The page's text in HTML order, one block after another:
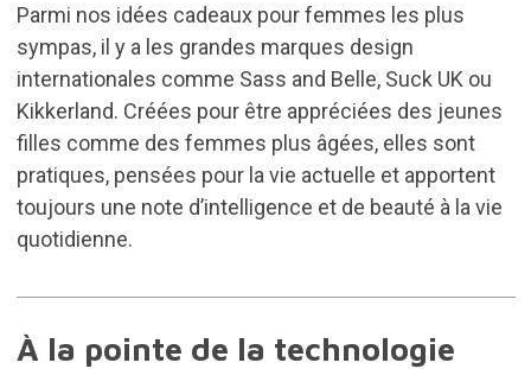
Parmi nos idées cadeaux pour femmes les plus
sympas, il y a les grandes marques design
internationales comme Sass and Belle, Suck UK ou
Kikkerland. Créées pour être appréciées des jeunes
filles comme des femmes plus âgées, elles sont
pratiques, pensées pour la vie actuelle et apportent
toujours une note d’intelligence et de beauté à la vie
quotidienne.
À la pointe de la technologie